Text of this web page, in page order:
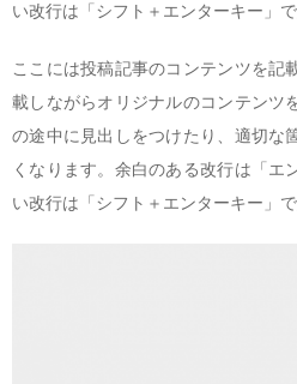
い改行は「シフト＋エンターキー」で
ここには投稿記事のコンテンツを記
載しながらオリジナルのコンテンツ
の途中に見出しをつけたり、適切な
くなります。余白のある改行は「エ
い改行は「シフト＋エンターキー」で